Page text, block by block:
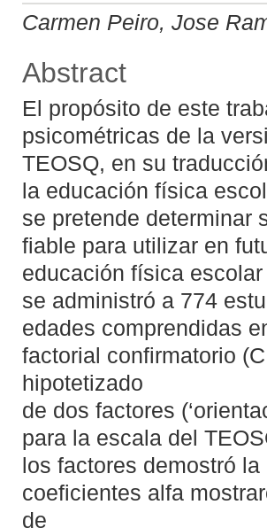
Carmen Peiro, Jose
Abstract
El propósito de este
psicométricas de la
TEOSQ, en su
la educación física
se pretende determinar
fiable para utilizar en
educación física
se administró a 774
edades comprendidas
factorial confirmatorio
hipotetizado
de dos factores
para la escala del
los factores demostró
coeficientes alfa
de